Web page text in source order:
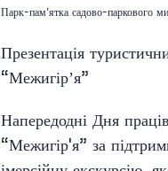
Парк-пам’ятка садово-паркового
Презентація
“Межигірʼя”
Напередодні Дня
“Межигір'я” за